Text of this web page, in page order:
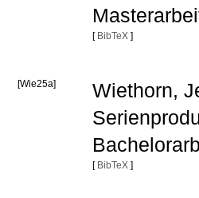
[ BibTeX ]
[Wie25a]
Wiethorn,
[ BibTeX ]